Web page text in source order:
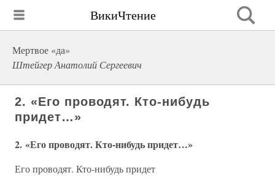
ВикиЧтение
Мертвое «да»
Штейгер Анатолий Сергеевич
2. «Его проводят. Кто-нибудь
придет…»
2. «Его проводят. Кто-нибудь придет…»
Его проводят. Кто-нибудь придет